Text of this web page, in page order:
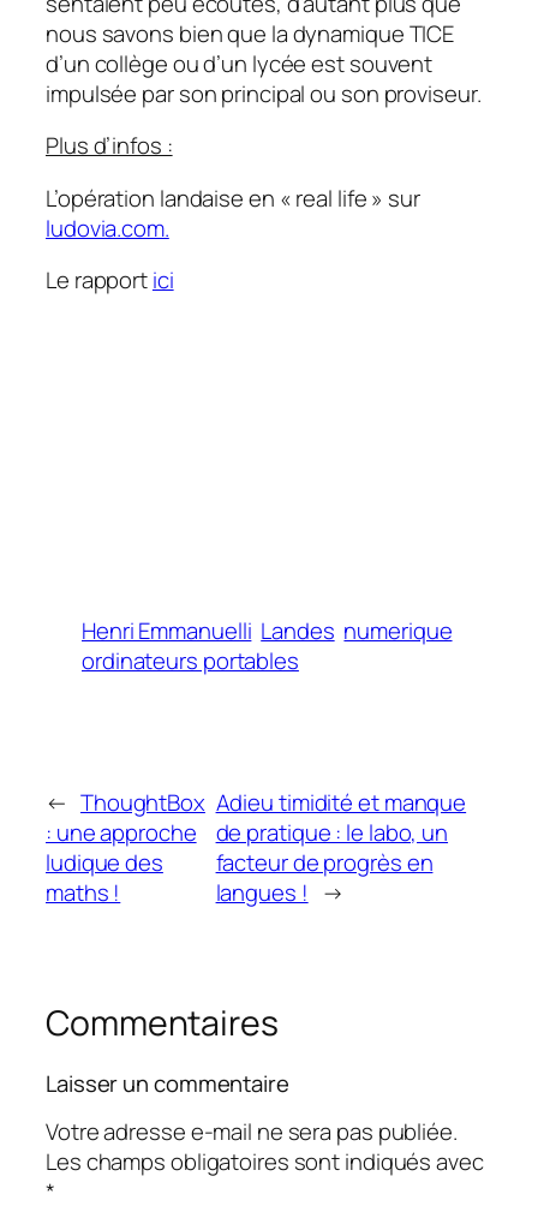
nous savons bien que la dynamique TICE
d’un collège ou d’un lycée est souvent
impulsée par son principal ou son proviseur.
Plus d’infos :
L’opération landaise en « real life » sur
ludovia.com.
Le rapportici
Henri Emmanuelli Landes numerique
ordinateurs portables
← ThoughtBox
: une approche
ludique des
maths !
Adieu timidité et manque
de pratique : le labo, un
facteur de progrès en
langues ! →
Commentaires
Laisser un commentaire
Votre adresse e-mail ne sera pas publiée.
Les champs obligatoires sont indiqués avec
*